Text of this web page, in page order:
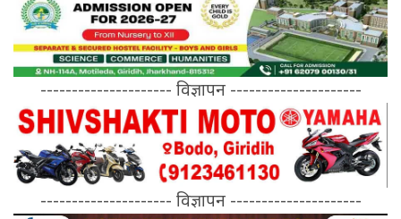
--------------------- विज्ञापन ---------------------
--------------------- विज्ञापन ---------------------